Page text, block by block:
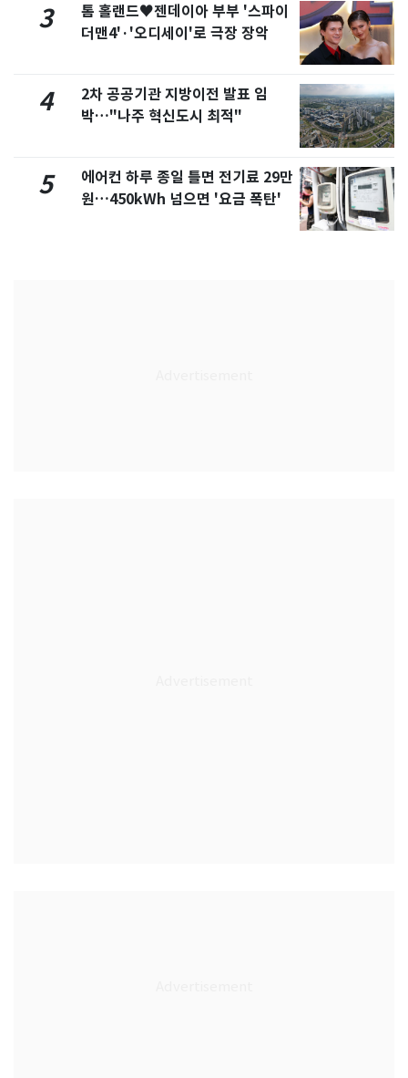
3
톰 홀랜드♥젠데이아 부부 '스파이
더맨4'·'오디세이'로 극장 장악
4
2차 공공기관 지방이전 발표 임
박…"나주 혁신도시 최적"
5
에어컨 하루 종일 틀면 전기료 29만
원…450kWh 넘으면 '요금 폭탄'